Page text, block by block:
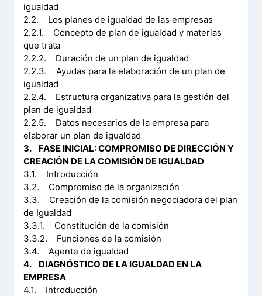
igualdad
2.2. Los planes de igualdad de las empresas
2.2.1. Concepto de plan de igualdad y materias
que trata
2.2.2. Duración de un plan de igualdad
2.2.3. Ayudas para la elaboración de un plan de
igualdad
2.2.4. Estructura organizativa para la gestión del
plan de igualdad
2.2.5. Datos necesarios de la empresa para
elaborar un plan de igualdad
3. FASE INICIAL: COMPROMISO DE DIRECCIÓN Y
CREACIÓN DE LA COMISIÓN DE IGUALDAD
3.1. Introducción
3.2. Compromiso de la organización
3.3. Creación de la comisión negociadora del plan
de Igualdad
3.3.1. Constitución de la comisión
3.3.2. Funciones de la comisión
3.4. Agente de igualdad
4. DIAGNÓSTICO DE LA IGUALDAD EN LA
EMPRESA
4.1. Introducción